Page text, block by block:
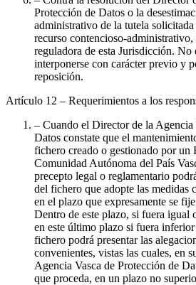
Protección de Datos o la
administrativo de la tutela
recurso contencioso-
reguladora de esta Jurisdicción. No
interponerse con carácter previo y
reposición.
Artículo 12 – Requerimientos a los
– Cuando el Director de la Agencia
Datos constate que el
fichero creado o gestionado por un
Comunidad Autónoma del País
precepto legal o reglamentario
del fichero que adopte las medidas
en el plazo que expresamente se
Dentro de este plazo, si fuera igual
en este último plazo si fuera
fichero podrá presentar las
convenientes, vistas las cuales, en
Agencia Vasca de Protección de
que proceda, en un plazo no